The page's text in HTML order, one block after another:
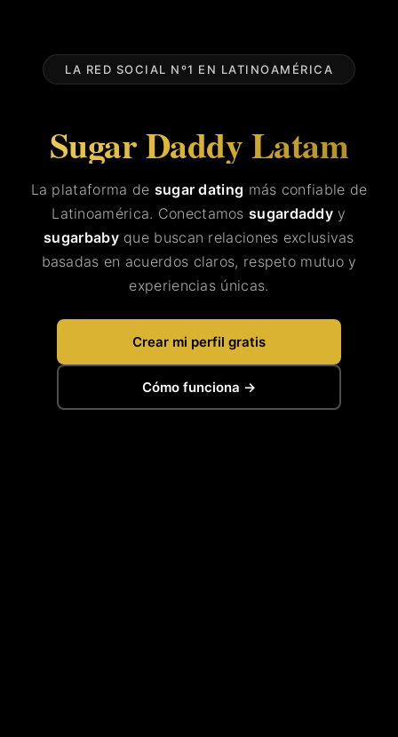
LA RED SOCIAL Nº1 EN LATINOAMÉRICA
Sugar Daddy Latam
La plataforma de sugar dating más confiable de
Latinoamérica. Conectamossugardaddy y
sugarbabyque buscan relaciones exclusivas
basadas en acuerdos claros, respeto mutuo y
experiencias únicas.
Crear mi perfil gratis
Cómo funciona →